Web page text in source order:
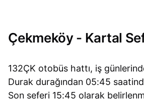
Çekmeköy - Kartal
132ÇK otobüs hattı, iş
Durak durağından 05:45
Son seferi 15:45 olarak